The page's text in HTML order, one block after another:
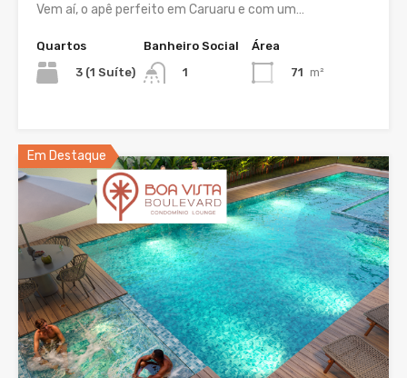
Vem aí, o apê perfeito em Caruaru e com um…
Quartos
3 (1 Suíte)
Banheiro Social
1
Área
71 m²
Em Destaque